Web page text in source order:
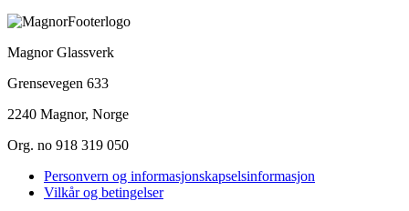
Magnor Glassverk
Grensevegen 633
2240 Magnor, Norge
Org. no 918 319 050
Personvern og informasjonskapselsinformasjon
Vilkår og betingelser